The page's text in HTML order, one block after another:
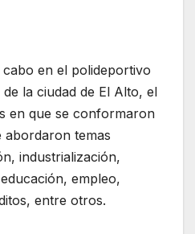
en el polideportivo
la ciudad de El Alto, el
en que se conformaron
abordaron temas
industrialización,
empleo,
entre otros.